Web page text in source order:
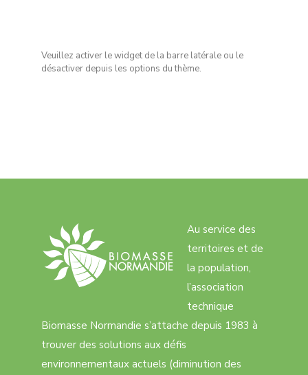
Veuillez activer le widget de la barre latérale ou le
désactiver depuis les options du thème.
Au service des
territoires et de
la population,
l’association
technique
Biomasse Normandie s’attache depuis 1983 à
trouver des solutions aux défis
environnementaux actuels (diminution des